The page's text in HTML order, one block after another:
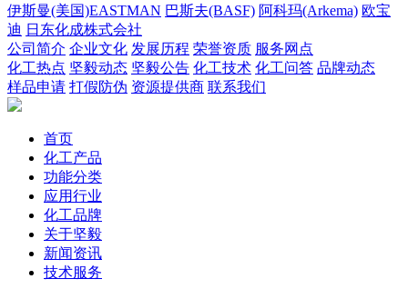
伊斯曼(美国)EASTMAN 巴斯夫(BASF) 阿科玛(Arkema) 欧宝
迪 日东化成株式会社
公司简介 企业文化 发展历程 荣誉资质 服务网点
化工热点 坚毅动态 坚毅公告 化工技术 化工问答 品牌动态
样品申请 打假防伪 资源提供商 联系我们
首页
化工产品
功能分类
应用行业
化工品牌
关于坚毅
新闻资讯
技术服务